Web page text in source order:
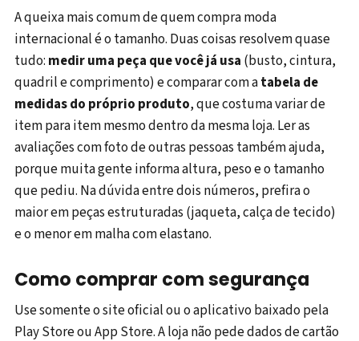
A queixa mais comum de quem compra moda
internacional é o tamanho. Duas coisas resolvem quase
tudo: medir uma peça que você já usa (busto, cintura,
quadril e comprimento) e comparar com atabela de
medidas do próprio produto, que costuma variar de
item para item mesmo dentro da mesma loja. Ler as
avaliações com foto de outras pessoas também ajuda,
porque muita gente informa altura, peso e o tamanho
que pediu. Na dúvida entre dois números, prefira o
maior em peças estruturadas (jaqueta, calça de tecido)
e o menor em malha com elastano.
Como comprar com segurança
Use somente o site oficial ou o aplicativo baixado pela
Play Store ou App Store. A loja não pede dados de cartão